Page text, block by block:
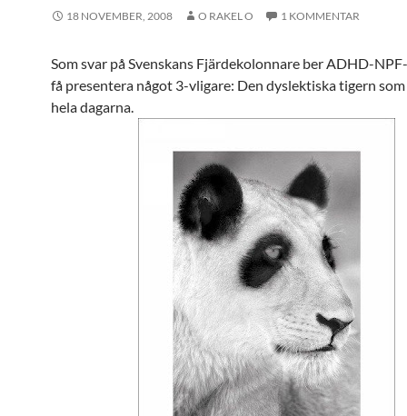
18 NOVEMBER, 2008 O RAKEL O 1 KOMMENTAR
Som svar på Svenskans Fjärdekolonnare ber ADHD-
få presentera något 3-vligare: Den dyslektiska tigern
hela dagarna.